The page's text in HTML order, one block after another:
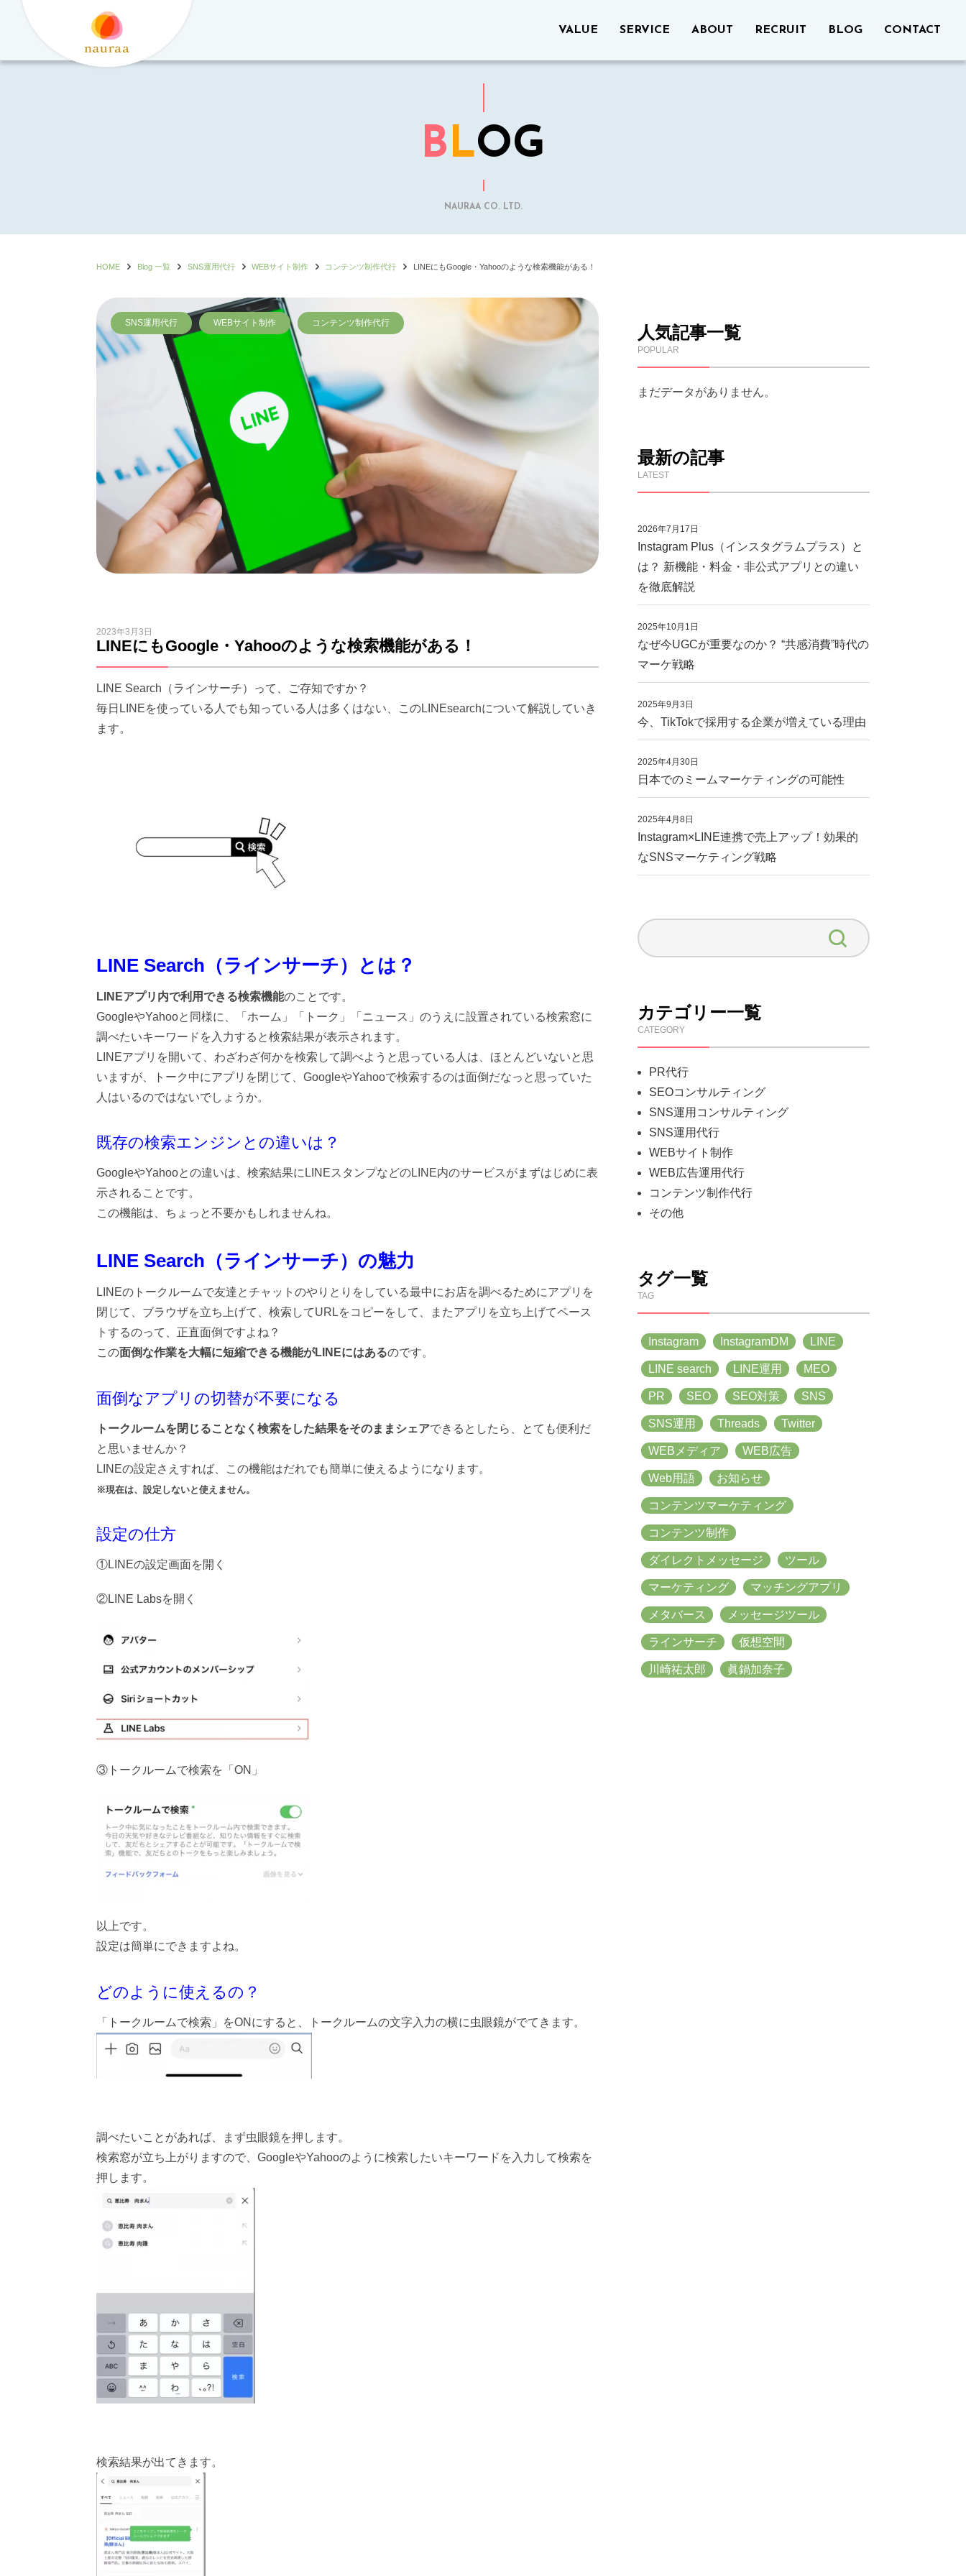
VALUE SERVICE ABOUT RECRUIT BLOG CONTACT
BLOG
NAURAA CO. LTD.
HOME Blog 一覧 SNS運用代行 WEBサイト制作 コンテンツ制作代行 LINEにもGoogle・Yahooのような検索機能がある！
SNS運用代行 WEBサイト制作 コンテンツ制作代行
2023年3月3日
LINEにもGoogle・Yahooのような検索機能がある！
LINE Search（ラインサーチ）って、ご存知ですか？
毎日LINEを使っている人でも知っている人は多くはない、このLINEsearchについて解説していき
ます。
LINE Search（ラインサーチ）とは？
LINEアプリ内で利用できる検索機能のことです。
GoogleやYahooと同様に、「ホーム」「トーク」「ニュース」のうえに設置されている検索窓に
調べたいキーワードを入力すると検索結果が表示されます。
LINEアプリを開いて、わざわざ何かを検索して調べようと思っている人は、ほとんどいないと思
いますが、トーク中にアプリを閉じて、GoogleやYahooで検索するのは面倒だなっと思っていた
人はいるのではないでしょうか。
既存の検索エンジンとの違いは？
GoogleやYahooとの違いは、検索結果にLINEスタンプなどのLINE内のサービスがまずはじめに表
示されることです。
この機能は、ちょっと不要かもしれませんね。
LINE Search（ラインサーチ）の魅力
LINEのトークルームで友達とチャットのやりとりをしている最中にお店を調べるためにアプリを
閉じて、ブラウザを立ち上げて、検索してURLをコピーをして、またアプリを立ち上げてペース
トするのって、正直面倒ですよね？
この面倒な作業を大幅に短縮できる機能がLINEにはあるのです。
面倒なアプリの切替が不要になる
トークルームを閉じることなく検索をした結果をそのままシェアできるとしたら、とても便利だ
と思いませんか？
LINEの設定さえすれば、この機能はだれでも簡単に使えるようになります。
※現在は、設定しないと使えません。
設定の仕方
①LINEの設定画面を開く
②LINE Labsを開く
③トークルームで検索を「ON」
以上です。
設定は簡単にできますよね。
どのように使えるの？
「トークルームで検索」をONにすると、トークルームの文字入力の横に虫眼鏡がでてきます。
調べたいことがあれば、まず虫眼鏡を押します。
検索窓が立ち上がりますので、GoogleやYahooのように検索したいキーワードを入力して検索を
押します。
検索結果が出てきます。
人気記事一覧
POPULAR
まだデータがありません。
最新の記事
LATEST
2026年7月17日
Instagram Plus（インスタグラムプラス）と
は？ 新機能・料金・非公式アプリとの違い
を徹底解説
2025年10月1日
なぜ今UGCが重要なのか？ “共感消費”時代の
マーケ戦略
2025年9月3日
今、TikTokで採用する企業が増えている理由
2025年4月30日
日本でのミームマーケティングの可能性
2025年4月8日
Instagram×LINE連携で売上アップ！効果的
なSNSマーケティング戦略
カテゴリー一覧
CATEGORY
PR代行
SEOコンサルティング
SNS運用コンサルティング
SNS運用代行
WEBサイト制作
WEB広告運用代行
コンテンツ制作代行
その他
タグ一覧
TAG
Instagram InstagramDM LINE
LINE search LINE運用 MEO
PR SEO SEO対策 SNS
SNS運用 Threads Twitter
WEBメディア WEB広告
Web用語 お知らせ
コンテンツマーケティング
コンテンツ制作
ダイレクトメッセージ ツール
マーケティング マッチングアプリ
メタバース メッセージツール
ラインサーチ 仮想空間
川崎祐太郎 眞鍋加奈子